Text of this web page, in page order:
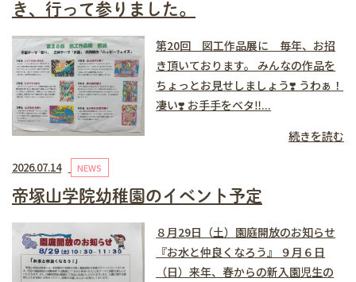
き、行って参りました。
第20回 図工作品展に 毎年、お招
き頂いております。 みんなの作品を
ちょっとお見せしましょう❣️ うわぁ！
凄い❣️ お手手をベタ‼️...
続きを読む
2026.07.14 NEWS
帝塚山学院幼稚園のイベント予定
８月29日（土）園庭開放のお知らせ
『お水と仲良くなろう』 ９月６日
（日）来年、春からの新入園児生の